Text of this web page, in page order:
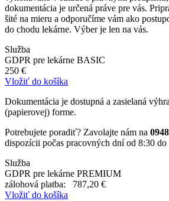
dokumentácia je určená práve pre vás.
šité na mieru a odporučíme vám ako
do chodu lekárne. Výber je len na vás.
Služba
GDPR pre lekárne BASIC
250 €
Vložiť do košíka
Dokumentácia je dostupná a zasielaná
(papierovej) forme.
Potrebujete poradiť? Zavolajte nám na
dispozícii počas pracovných dní od 8:30 do
Služba
GDPR pre lekárne PREMIUM
zálohová platba: 787,20 €
Vložiť do košíka